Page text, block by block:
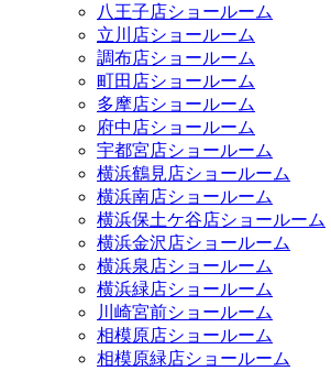
八王子店ショールーム
立川店ショールーム
調布店ショールーム
町田店ショールーム
多摩店ショールーム
府中店ショールーム
宇都宮店ショールーム
横浜鶴見店ショールーム
横浜南店ショールーム
横浜保土ケ谷店ショールーム
横浜金沢店ショールーム
横浜泉店ショールーム
横浜緑店ショールーム
川崎宮前ショールーム
相模原店ショールーム
相模原緑店ショールーム